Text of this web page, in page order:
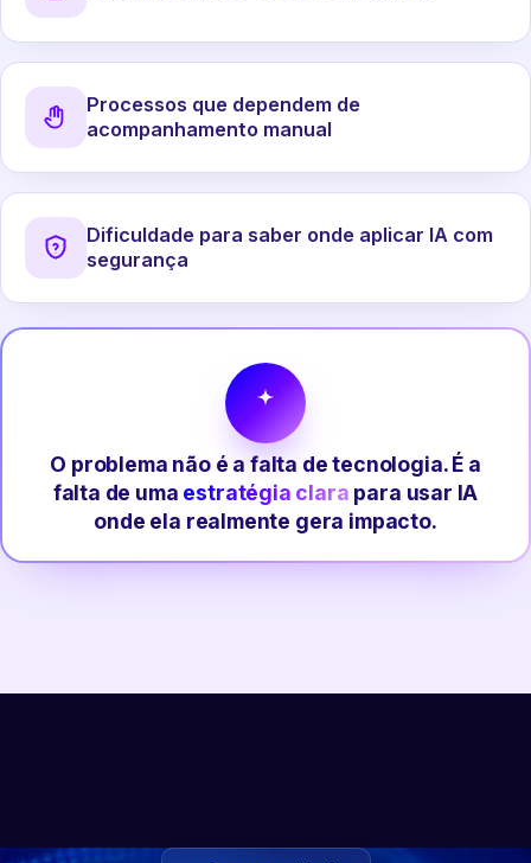
Processos que dependem de
acompanhamento manual
Dificuldade para saber onde aplicar IA com
segurança
O problema não é a falta de tecnologia. É a
falta de uma estratégia clara para usar IA
onde ela realmente gera impacto.